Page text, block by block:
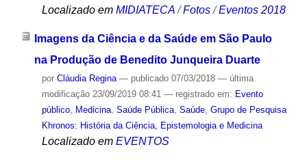
Localizado em MIDIATECA /Fotos /Eventos 2018
Imagens da Ciência e da Saúde em São Paulo
na Produção de Benedito Junqueira Duarte
por Cláudia Regina — publicado07/03/2018 — última
modificação23/09/2019 08:41 — registrado em: Evento
público, Medicina, Saúde Pública, Saúde, Grupo de Pesquisa
Khronos: História da Ciência, Epistemologia e Medicina
Localizado em EVENTOS